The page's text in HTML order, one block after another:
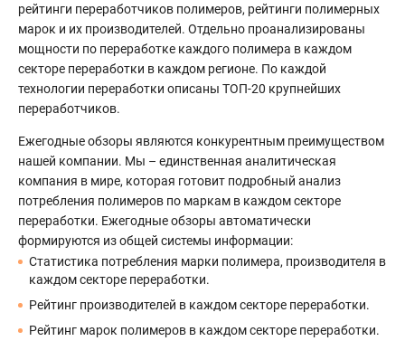
рейтинги переработчиков полимеров, рейтинги полимерных
марок и их производителей. Отдельно проанализированы
мощности по переработке каждого полимера в каждом
секторе переработки в каждом регионе. По каждой
технологии переработки описаны ТОП-20 крупнейших
переработчиков.
Ежегодные обзоры являются конкурентным преимуществом
нашей компании. Мы – единственная аналитическая
компания в мире, которая готовит подробный анализ
потребления полимеров по маркам в каждом секторе
переработки. Ежегодные обзоры автоматически
формируются из общей системы информации:
Статистика потребления марки полимера, производителя в
каждом секторе переработки.
Рейтинг производителей в каждом секторе переработки.
Рейтинг марок полимеров в каждом секторе переработки.